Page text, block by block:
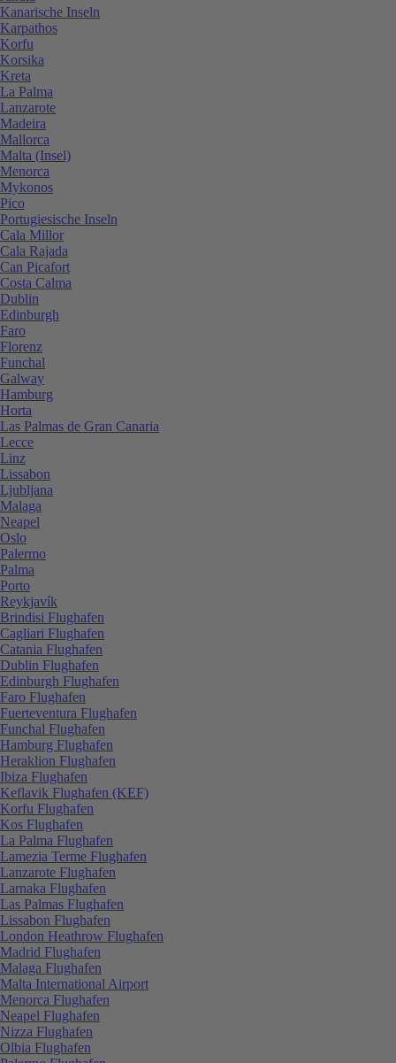
Kanarische Inseln
Karpathos
Korfu
Korsika
Kreta
La Palma
Lanzarote
Madeira
Mallorca
Malta (Insel)
Menorca
Mykonos
Pico
Portugiesische Inseln
Cala Millor
Cala Rajada
Can Picafort
Costa Calma
Dublin
Edinburgh
Faro
Florenz
Funchal
Galway
Hamburg
Horta
Las Palmas de Gran Canaria
Lecce
Linz
Lissabon
Ljubljana
Malaga
Neapel
Oslo
Palermo
Palma
Porto
Reykjavík
Brindisi Flughafen
Cagliari Flughafen
Catania Flughafen
Dublin Flughafen
Edinburgh Flughafen
Faro Flughafen
Fuerteventura Flughafen
Funchal Flughafen
Hamburg Flughafen
Heraklion Flughafen
Ibiza Flughafen
Keflavik Flughafen (KEF)
Korfu Flughafen
Kos Flughafen
La Palma Flughafen
Lamezia Terme Flughafen
Lanzarote Flughafen
Larnaka Flughafen
Las Palmas Flughafen
Lissabon Flughafen
London Heathrow Flughafen
Madrid Flughafen
Malaga Flughafen
Malta International Airport
Menorca Flughafen
Neapel Flughafen
Nizza Flughafen
Olbia Flughafen